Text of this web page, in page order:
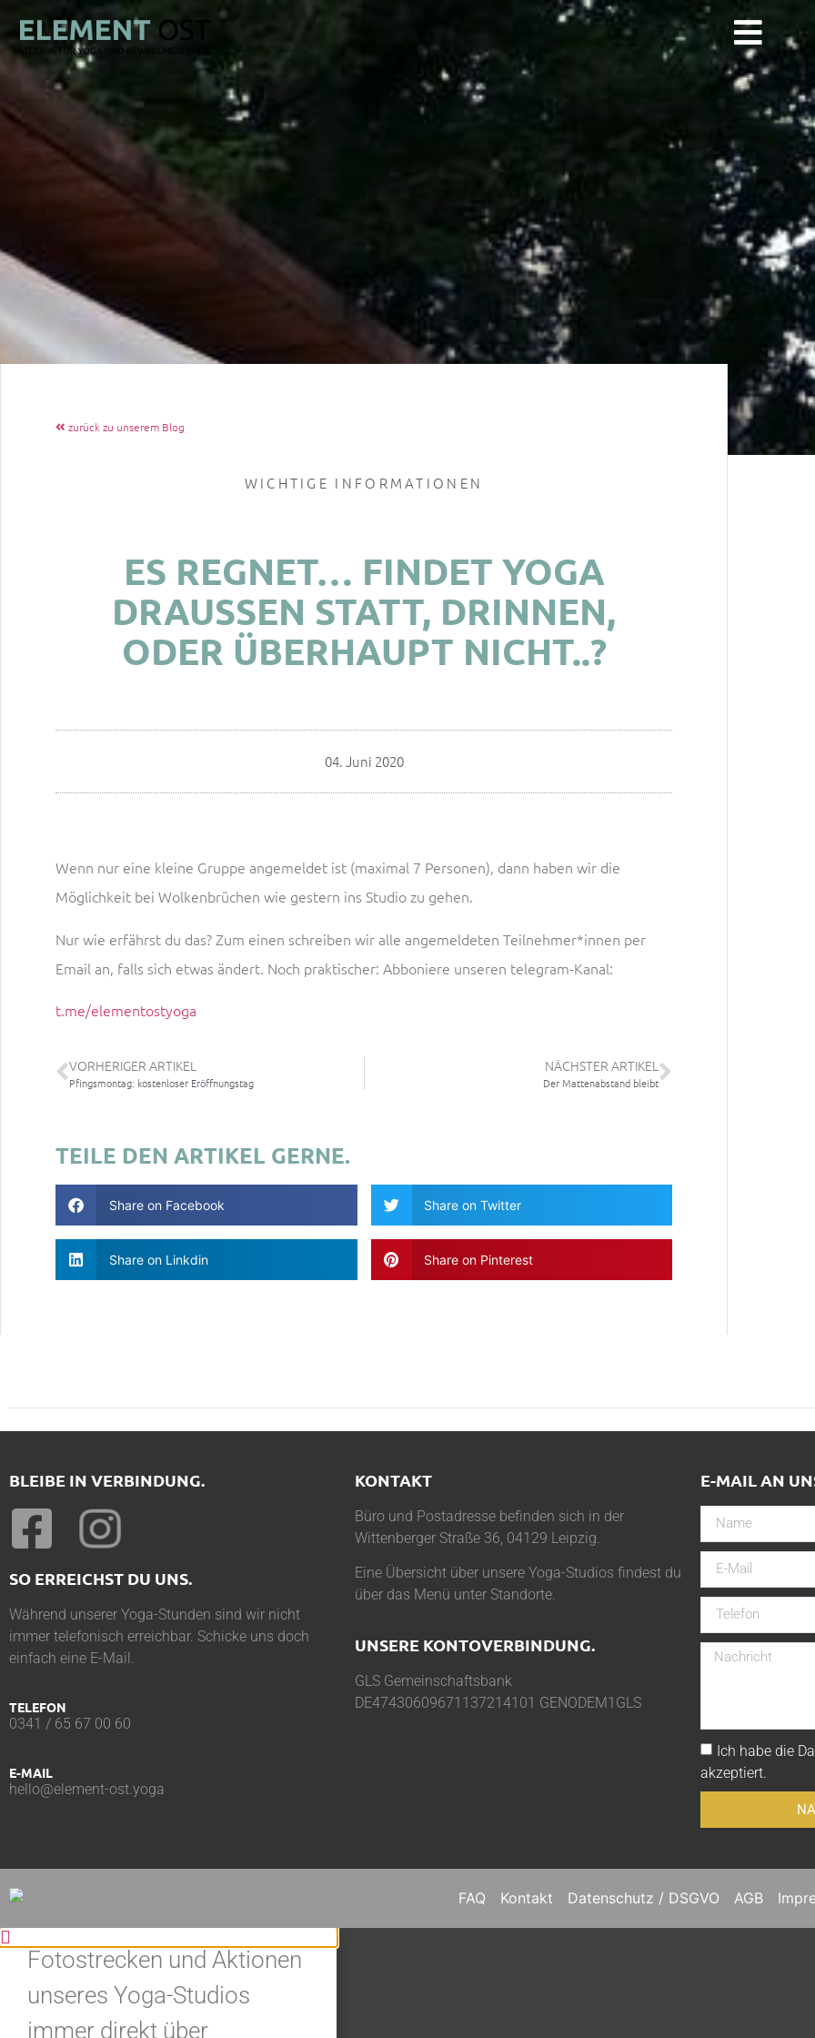
zurück zu unserem Blog
WICHTIGE INFORMATIONEN
ES REGNET… FINDET YOGA
DRAUSSEN STATT, DRINNEN, O
DER ÜBERHAUPT NICHT..?
04. Juni 2020
Wenn nur eine kleine Gruppe angemeldet ist (maximal 7 Personen), dann haben wir die
Möglichkeit bei Wolkenbrüchen wie gestern ins Studio zu gehen.
Nur wie erfährst du das? Zum einen schreiben wir alle angemeldeten Teilnehmer*innen per
Email an, falls sich etwas ändert. Noch praktischer: Abboniere unseren telegram-Kanal:
t.me/elementostyoga
VORHERIGER ARTIKEL
Pfingsmontag: kostenloser Eröffnungstag
NÄCHSTER ARTIKEL
Der Mattenabstand bleibt
TEILE DEN ARTIKEL GERNE.
Share on Facebook Share on Twitter
Share on Linkdin Share on Pinterest
BLEIBE IN VERBINDUNG.
SO ERREICHST DU UNS.
Während unserer Yoga-Stunden sind wir nicht
immer telefonisch erreichbar. Schicke uns doch
einfach eine E-Mail.
TELEFON
0341 / 65 67 00 60
E-MAIL
hello@element-ost.yoga
KONTAKT
Büro und Postadresse befinden sich in der
Wittenberger Straße 36, 04129 Leipzig.
Eine Übersicht über unsere Yoga-Studios findest du
über das Menü unter Standorte.
UNSERE KONTOVERBINDUNG.
GLS Gemeinschaftsbank
DE47430609671137214101 GENODEM1GLS
E-MAIL AN
Ich habe die
akzeptiert.
FAQ Kontakt Datenschutz / DSGVO AGB
VERBINDUNG.
Jetzt alle Neuigkeiten,
Fotostrecken und Aktionen
unseres Yoga-Studios
immer direkt über